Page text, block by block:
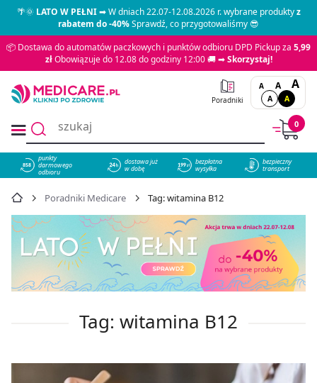
🌴🌞LATO W PEŁNI➡ W dniach 22.07-12.08.2026 r. wybrane produktyz
rabatem do -40%Sprawdź, co przygotowaliśmy 😎
📦 Dostawa do automatów paczkowych i punktów odbioru DPD Pickup za 5,99
złObowiązuje do 12.08 do godziny 12:00 🚚 ➡Skorzystaj!
Poradniki
A A A
A A
0
858
punkty
darmowego
odbioru
dostawa już
w dobę
bezpłatna
wysyłka
bezpieczny
transport
Poradniki Medicare Tag: witamina B12
Tag: witamina B12